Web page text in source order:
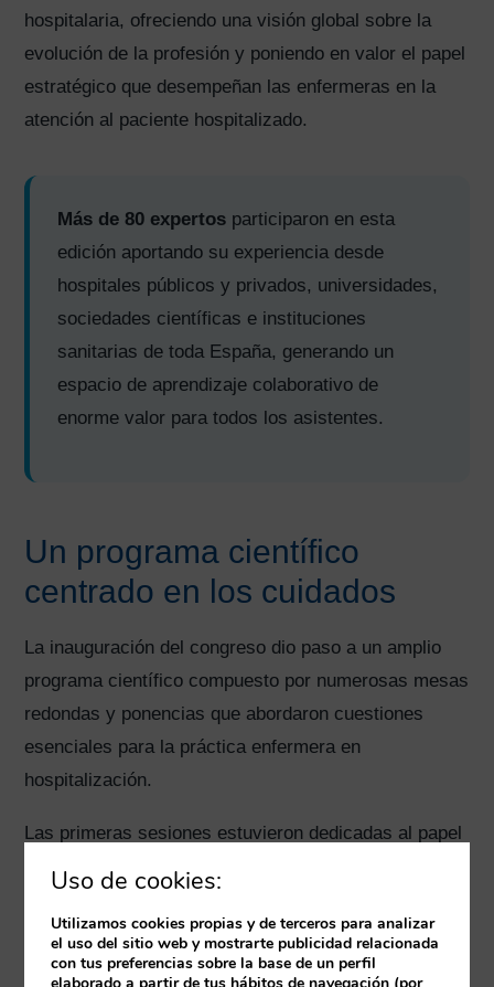
hospitalaria, ofreciendo una visión global sobre la
evolución de la profesión y poniendo en valor el papel
estratégico que desempeñan las enfermeras en la
atención al paciente hospitalizado.
Más de 80 expertos participaron en esta
edición aportando su experiencia desde
hospitales públicos y privados, universidades,
sociedades científicas e instituciones
sanitarias de toda España, generando un
espacio de aprendizaje colaborativo de
enorme valor para todos los asistentes.
Un programa científico
centrado en los cuidados
La inauguración del congreso dio paso a un amplio
programa científico compuesto por numerosas mesas
redondas y ponencias que abordaron cuestiones
esenciales para la práctica enfermera en
hospitalización.
Las primeras sesiones estuvieron dedicadas al papel
de la supervisora de hospitalización, la gestión del
evolucionan los modelos organizativos y cuáles son
las competencias necesarias para afrontar los
Uso de cookies:
Utilizamos cookies propias y de terceros para analizar
el uso del sitio web y mostrarte publicidad relacionada
con tus preferencias sobre la base de un perfil
elaborado a partir de tus hábitos de navegación (por